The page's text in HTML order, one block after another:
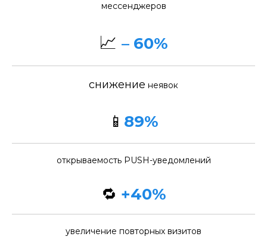
мессенджеров
📈 – 60%
снижение неявок
📱 89%
открываемость PUSH-уведомлений
🔁 +40%
увеличение повторных визитов